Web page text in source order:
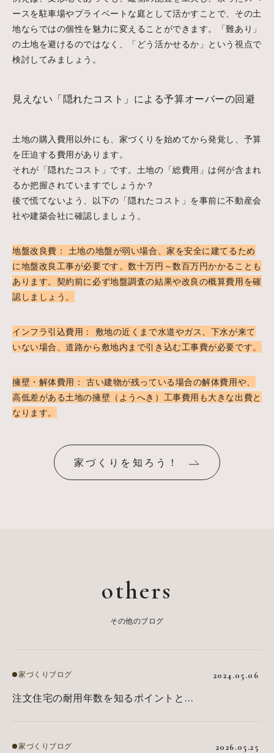
ースを駐車場やプライベートな庭として活かすことで、その土
地ならではの個性を魅力に変えることができます。「難あり」
の土地を避けるのではなく、「どう活かせるか」という視点で
検討してみましょう。
見えない「隠れたコスト」による予算オーバーの回避
土地の購入費用以外にも、家づくりを始めてから発覚し、予算
を圧迫する費用があります。
それが「隠れたコスト」です。土地の「総費用」は何が含まれ
るか把握されていますでしょうか？
後で慌てないよう、以下の「隠れたコスト」を事前に不動産会
社や建築会社に確認しましょう。
地盤改良費： 土地の地盤が弱い場合、家を安全に建てるため
に地盤改良工事が必要です。数十万円～数百万円かかることも
あります。契約前に必ず地盤調査の結果や改良の概算費用を確
認しましょう。
インフラ引込費用： 敷地の近くまで水道やガス、下水が来て
いない場合、道路から敷地内まで引き込む工事費が必要です。
擁壁・解体費用： 古い建物が残っている場合の解体費用や、
高低差がある土地の擁壁（ようへき）工事費用も大きな出費と
なります。
家づくりを知ろう！
others
その他のブログ
注文住宅の耐用年数を知るポイントと長
家づくりブログ 2024.05.06
家づくりブログ 2026.05.25